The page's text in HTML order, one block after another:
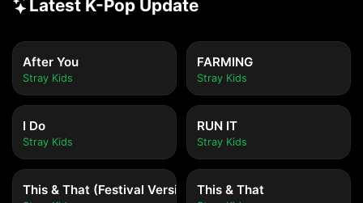
Latest K-Pop Update
After You
Stray Kids
FARMING
Stray Kids
I Do
Stray Kids
RUN IT
Stray Kids
This & That (Festival Version) This & That